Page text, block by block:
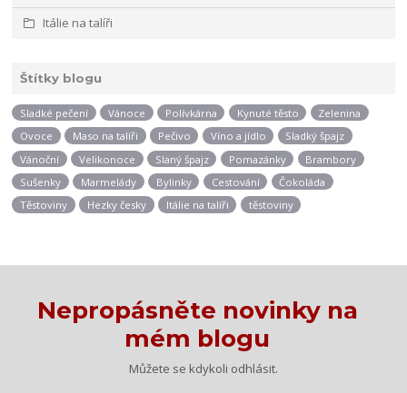
Itálie na talíři
Štítky blogu
Sladké pečení Vánoce Polívkárna Kynuté těsto
Zelenina
Ovoce
Maso na talíři Pečivo Víno a jídlo
Sladký špajz
Vánoční
Velikonoce Slaný špajz Pomazánky
Brambory
Sušenky
Marmelády Bylinky Cestování
Čokoláda
Těstoviny
Hezky česky Itálie na talíři těstoviny
Nepropásněte novinky na
mém blogu
Můžete se kdykoli odhlásit.